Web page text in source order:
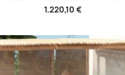
1.220,10 €